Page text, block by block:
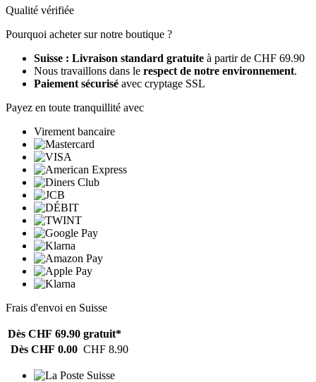
Qualité vérifiée
Pourquoi acheter sur notre boutique ?
Suisse : Livraison standard gratuite à partir de CHF 69.90
Nous travaillons dans le respect de notre environnement.
Paiement sécurisé avec cryptage SSL
Payez en toute tranquillité avec
Virement bancaire
Frais d'envoi en Suisse
Dès CHF 69.90 gratuit*
Dès CHF 0.00 CHF 8.90